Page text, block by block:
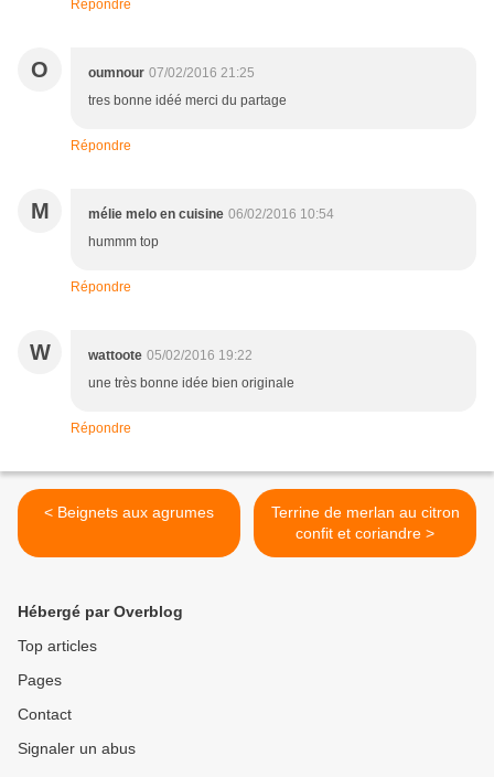
Répondre
O oumnour 07/02/2016 21:25
tres bonne idéé merci du partage
Répondre
M mélie melo en cuisine 06/02/2016 10:54
hummm top
Répondre
W wattoote 05/02/2016 19:22
une très bonne idée bien originale
Répondre
< Beignets aux agrumes
Terrine de merlan au citron
confit et coriandre >
Hébergé par Overblog
Top articles
Pages
Contact
Signaler un abus